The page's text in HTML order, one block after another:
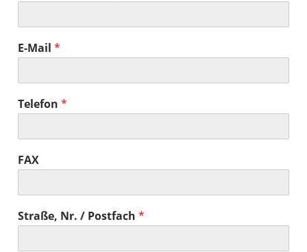
E-Mail *
Telefon *
FAX
Straße, Nr. / Postfach *